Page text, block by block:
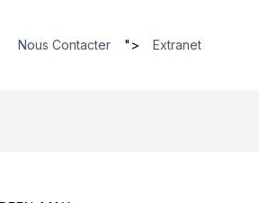
Nous Contacter "> Extranet